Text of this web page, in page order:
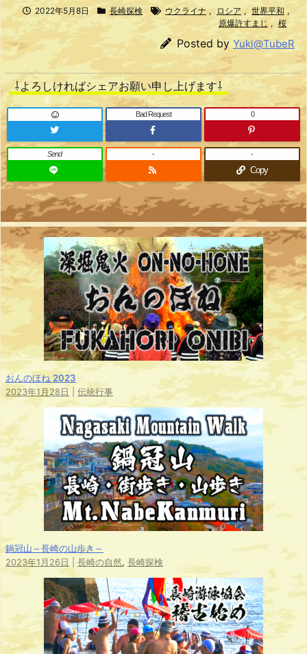
2022年5月8日 長崎探検 ウクライナ , ロシア , 世界平和 ,
原爆許すまじ , 桜
Posted by Yuki@TubeR
⇩よろしければシェアお願い申し上げます⇩
Bad Request 0
Send -
Copy
-
おんのほね 2023
2023年1月28日 伝統行事
鍋冠山～長崎の山歩き～
2023年1月26日 長崎の自然, 長崎探検